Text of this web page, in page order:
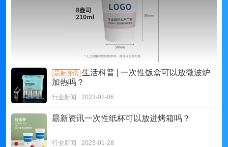
朂新资讯 生活科普 | 一次性饭盒可以放微波炉
加热吗？
行业新闻 2023-02-06
朂新资讯一次性纸杯可以放进烤箱吗？
行业新闻 2023-01-28